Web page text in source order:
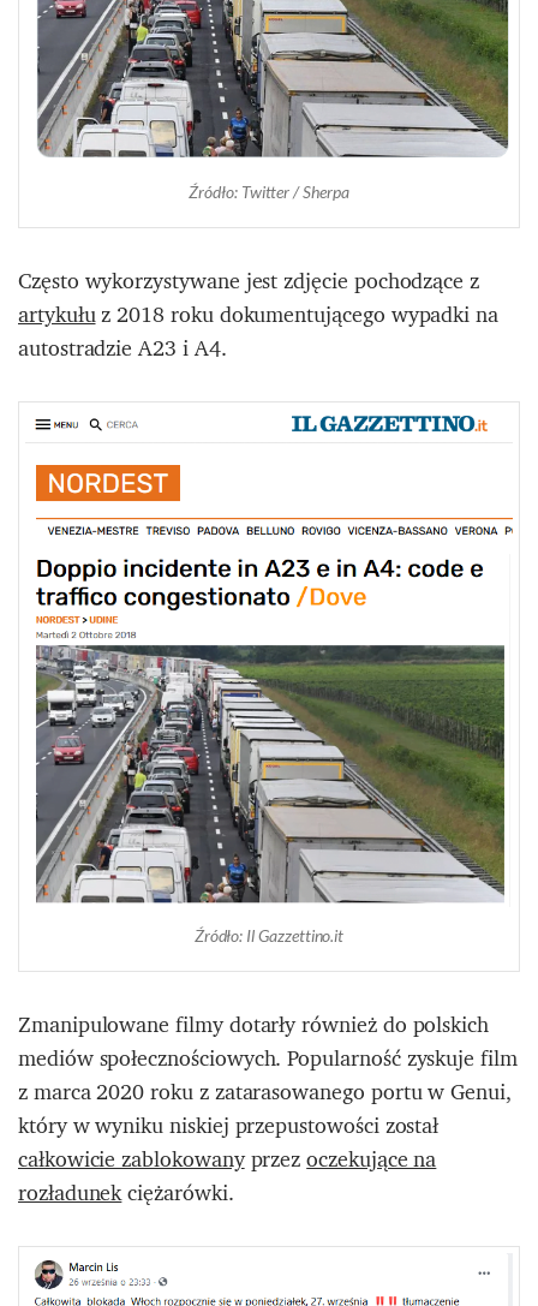
Źródło: Twitter / Sherpa
Często wykorzystywane jest zdjęcie pochodzące z
artykułuz 2018 roku dokumentującego wypadki na
autostradzie A23 i A4.
Źródło: Il Gazzettino.it
Zmanipulowane filmy dotarły również do polskich
mediów społecznościowych. Popularność zyskuje film
z marca 2020 roku z zatarasowanego portu w Genui,
który w wyniku niskiej przepustowości został
całkowicie zablokowanyprzezoczekujące na
rozładunekciężarówki.